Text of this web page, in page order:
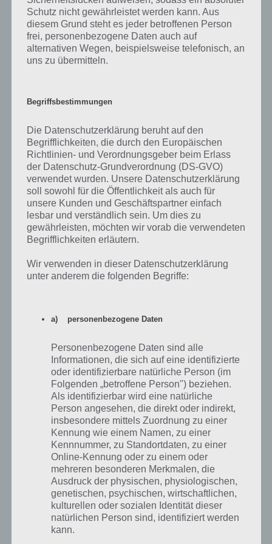
100 Escapers Level 31 Lösung
Noch gibt es kein Level 32 bei 100 Escapers. Sobald durch ein Update
100 Escapers Level 33 Lösung
Auch Level 33 gibt es noch nicht.
100 Escapers Level 34 Lösung
ist, werden wir die Lösung zu Level 34 veröffentlichen.
Auf WhatsApp teilen Teilen auf Facebook
Tweet auf Twitter
Nächster Artikel in dieser Serie
Mehr Artikel hier auf Touchportal
Schutz nicht gewährleistet werden kann. Aus
diesem Grund steht es jeder betroffenen Person
frei, personenbezogene Daten auch auf
alternativen Wegen, beispielsweise telefonisch, an
uns zu übermitteln.
Begriffsbestimmungen
Die Datenschutzerklärung beruht auf den
Begrifflichkeiten, die durch den Europäischen
Richtlinien- und Verordnungsgeber beim Erlass
der Datenschutz-Grundverordnung (DS-GVO)
verwendet wurden. Unsere Datenschutzerklärung
soll sowohl für die Öffentlichkeit als auch für
unsere Kunden und Geschäftspartner einfach
lesbar und verständlich sein. Um dies zu
gewährleisten, möchten wir vorab die verwendeten
Begrifflichkeiten erläutern.
Wir verwenden in dieser Datenschutzerklärung
unter anderem die folgenden Begriffe:
a) personenbezogene Daten
Personenbezogene Daten sind alle
Informationen, die sich auf eine identifizierte
oder identifizierbare natürliche Person (im
Folgenden „betroffene Person") beziehen.
Als identifizierbar wird eine natürliche
Person angesehen, die direkt oder indirekt,
insbesondere mittels Zuordnung zu einer
Kennung wie einem Namen, zu einer
Kennnummer, zu Standortdaten, zu einer
Online-Kennung oder zu einem oder
mehreren besonderen Merkmalen, die
Ausdruck der physischen, physiologischen,
genetischen, psychischen, wirtschaftlichen,
kulturellen oder sozialen Identität dieser
natürlichen Person sind, identifiziert werden
kann.